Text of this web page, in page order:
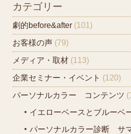
カテゴリー
劇的before&after (101)
お客様の声 (79)
メディア・取材 (113)
企業セミナー・イベント (120)
パーソナルカラー コンテンツ
イエローベースとブルーベ
パーソナルカラー診断 サ